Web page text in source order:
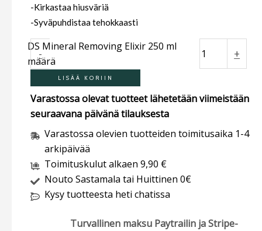
-Kirkastaa hiusväriä
-Syväpuhdistaa tehokkaasti
-
DS Mineral Removing Elixir 250 ml
määrä
+
LISÄÄ KORIIN
Varastossa olevat tuotteet lähetetään viimeistään
seuraavana päivänä tilauksesta
Varastossa olevien tuotteiden toimitusaika 1-4
arkipäivää
Toimituskulut alkaen 9,90 €
Nouto Sastamala tai Huittinen 0€
Kysy tuotteesta heti chatissa
Turvallinen maksu Paytrailin ja Stripe-